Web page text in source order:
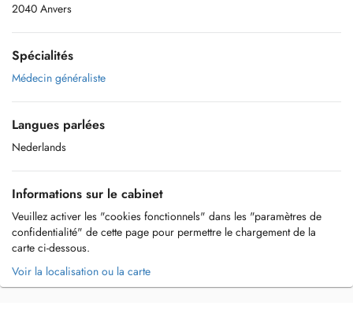
2040 Anvers
Spécialités
Médecin généraliste
Langues parlées
Nederlands
Informations sur le cabinet
Veuillez activer les "cookies fonctionnels" dans les "paramètres de
confidentialité" de cette page pour permettre le chargement de la
carte ci-dessous.
Voir la localisation ou la carte